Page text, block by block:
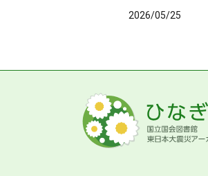
2026/05/25